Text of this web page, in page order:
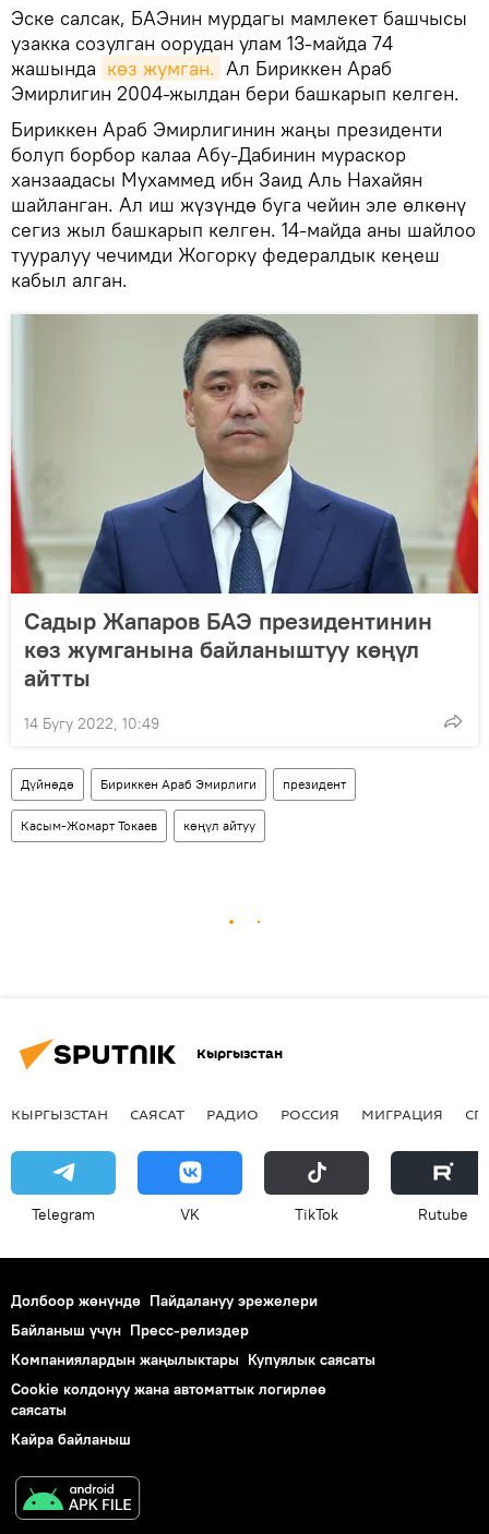
Эске салсак, БАЭнин мурдагы мамлекет башчысы
узакка созулган оорудан улам 13-майда 74
жашында көз жумган. Ал Бириккен Араб
Эмирлигин 2004-жылдан бери башкарып келген.
Бириккен Араб Эмирлигинин жаңы президенти
болуп борбор калаа Абу-Дабинин мураскор
ханзаадасы Мухаммед ибн Заид Аль Нахайян
шайланган. Ал иш жүзүндө буга чейин эле өлкөнү
сегиз жыл башкарып келген. 14-майда аны шайлоо
тууралуу чечимди Жогорку федералдык кеңеш
кабыл алган.
Садыр Жапаров БАЭ президентинин
көз жумганына байланыштуу көңүл
айтты
14 Бугу 2022, 10:49
Дүйнөдө Бириккен Араб Эмирлиги президент
Касым-Жомарт Токаев көңүл айтуу
Кыргызстан
КЫРГЫЗСТАН САЯСАТ РАДИО РОССИЯ МИГРАЦИЯ
Telegram VK ТikТоk Rutube
Долбоор жөнүндө Пайдалануу эрежелери
Байланыш үчүн Пресс-релиздер
Компаниялардын жаңылыктары Купуялык саясаты
Cookie колдонуу жана автоматтык логирлөө
саясаты
Кайра байланыш